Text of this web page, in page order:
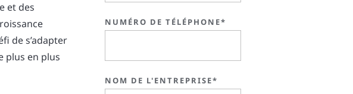
et des
de s’adapter
plus en plus
NUMÉRO DE TÉLÉPHONE*
NOM DE L'ENTREPRISE*